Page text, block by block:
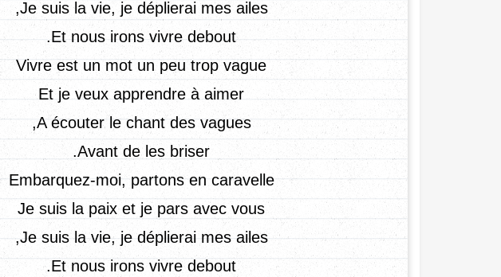
Je suis la vie, je déplierai mes ailes,
Et nous irons vivre debout.
Vivre est un mot un peu trop vague
Et je veux apprendre à aimer
A écouter le chant des vagues,
Avant de les briser.
Embarquez-moi, partons en caravelle
Je suis la paix et je pars avec vous
Je suis la vie, je déplierai mes ailes,
Et nous irons vivre debout.